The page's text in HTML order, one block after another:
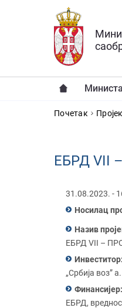
Прескочи на главни део
YOU ARE
Почетак
ЕБРД VII
31.08.2023. -
Носилац
Назив
ЕБРД VII –
Инвеститор:
„Србија воз”
Финансијер:
ЕБРД,